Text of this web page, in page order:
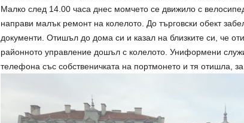
Малко след 14.00 часа днес момчето се движило с
направи малък ремонт на колелото. До търговски обект
документи. Отишъл до дома си и казал на близките си, че
районното управление дошъл с колелото. Униформени
телефона със собственичката на портмонето и тя отишла,